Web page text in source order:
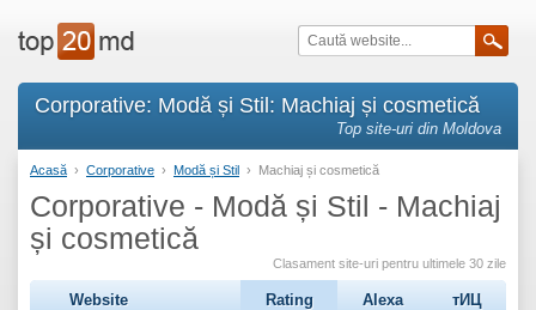
Corporative: Modă și Stil: Machiaj și cosmetică
Top site-uri din Moldova
Acasă › Corporative › Modă și Stil › Machiaj și cosmetică
Corporative - Modă și Stil - Machiaj
și cosmetică
Clasament site-uri pentru ultimele 30 zile
Website Rating Alexa тИЦ